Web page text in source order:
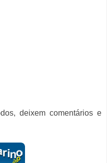
deixem comentários e